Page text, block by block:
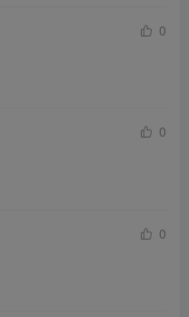
0
0
0